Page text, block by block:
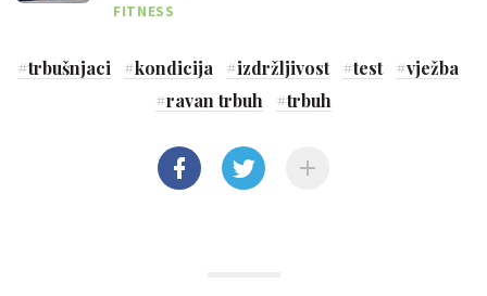
FITNESS
#trbušnjaci #kondicija #izdržljivost #test #vježba
#ravan trbuh #trbuh